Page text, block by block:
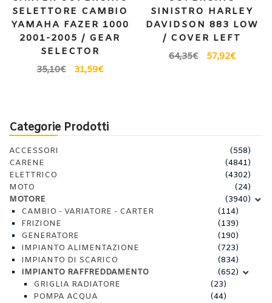
SELETTORE CAMBIO
YAMAHA FAZER 1000
2001-2005 / GEAR
SELECTOR
35,10€ 31,59€
SINISTRO HARLEY
DAVIDSON 883 LOW
/ COVER LEFT
64,35€ 57,92€
Categorie Prodotti
ACCESSORI
(558)
CARENE
(4841)
ELETTRICO
(4302)
MOTO
(24)
MOTORE
(3940)
CAMBIO - VARIATORE - CARTER
(114)
FRIZIONE
(139)
GENERATORE
(190)
IMPIANTO ALIMENTAZIONE
(723)
IMPIANTO DI SCARICO
(834)
IMPIANTO RAFFREDDAMENTO
(652)
GRIGLIA RADIATORE
(23)
POMPA ACQUA
(44)